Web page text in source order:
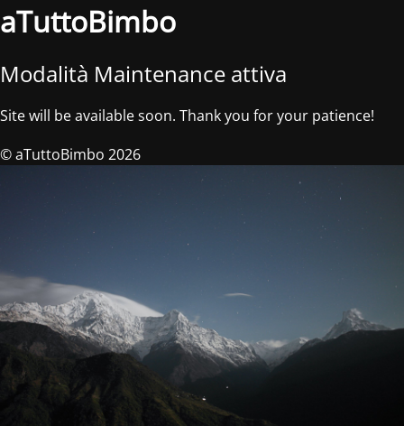
aTuttoBimbo
Modalità Maintenance attiva
Site will be available soon. Thank you for your patience!
© aTuttoBimbo 2026